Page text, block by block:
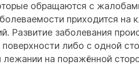
обращаются с
приходится на
заболевания
либо с одной
на поражённой